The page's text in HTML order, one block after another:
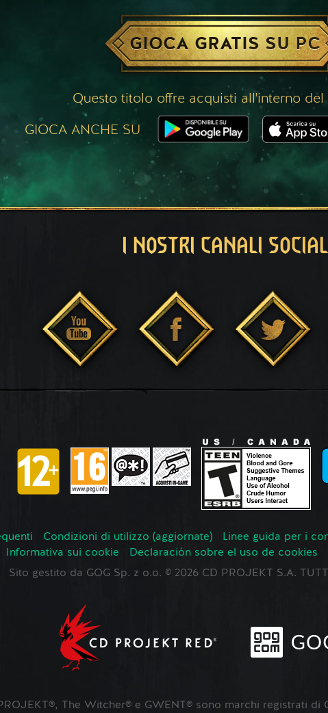
GIOCA GRATIS SU PC
Questo titolo offre acquisti all'interno del
GIOCA ANCHE SU
I NOSTRI CANALI SOCIAL
Condizioni di utilizzo (aggiornate) Linee guida per i
Informativa sui cookie
Declaración sobre el uso de cookies
Sito gestito da GOG Sp. z o.o. © 2026 CD PROJEKT S.A.
The Witcher® e GWENT® sono marchi registrati di